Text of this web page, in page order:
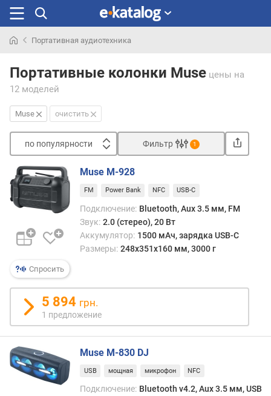
раньше
Портативная аудиотехника
Портативные колонки Muse цены на
12 моделей
Muse очистить
по популярности
п
о
п
п
у
я
р
о
и
о
Фильтр 1
Спросить
Muse M-928
FM Power Bank NFC USB-C
Подключение: Bluetooth, Aux 3.5 мм, FM
Звук: 2.0 (стерео), 20 Вт
Аккумулятор: 1500 мАч, зарядка USB-C
Размеры: 248х351х160 мм, 3000 г
5 894 грн.
1 предложение
Muse M-830 DJ
USB мощная микрофон NFC
Подключение: Bluetooth v4.2, Aux 3.5 мм, USB